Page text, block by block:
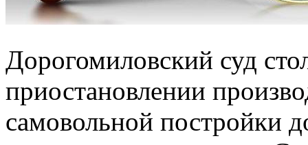
Дорогомиловский суд
приостановлении
самовольной постройки